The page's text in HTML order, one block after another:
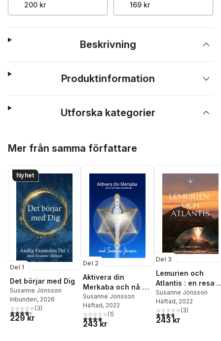
200 kr
169 kr
Beskrivning
Produktinformation
Utforska kategorier
Mer från samma författare
Nyhet
Del 1
Det börjar med Dig
Susanne Jönsson
Inbunden, 2026
4,3utav 5 stjärnor. Totalt antal röster:
(3)
229 kr
Del 2
Aktivera din
Merkaba och nå ett
högre medvetande
Susanne Jönsson
Häftad, 2022
4,0utav 5 stjärnor. Totalt antal röster:
(1)
243 kr
Del 3
Lemurien och
Atlantis : en resa i
tiden
Susanne Jönsson
Häftad, 2022
3,7utav 5 stjärnor.
(3)
243 kr